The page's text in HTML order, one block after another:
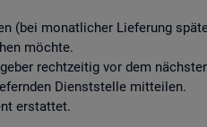
(bei mo­nat­li­cher Lie­fe­rung
möch­te.
recht­zei­tig vor dem
Dienst­stel­le mit­tei­len.
er­stat­tet.